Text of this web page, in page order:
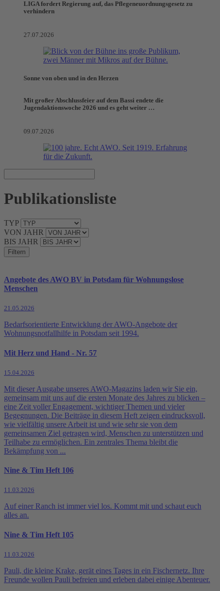
LIGA fordert Regierung auf, das Pflegeneuordnungsgesetz zu
verhindern
27.07.2026
Sonne von oben und in den Herzen
Mit großer Abschlussfeier auf dem Bassi endete die
Jugendaktionswoche 2026 und es geht weiter …
09.07.2026
Publikationsliste
TYP
VON JAHR
BIS JAHR
Filtern
Angebote des AWO BV in Potsdam für Wohnungslose
Menschen
21.05.2026
Bedarfsorientierte Entwicklung der AWO-Angebote der
Wohnungsnotfallhilfe in Potsdam seit 1994.
Mit Herz und Hand - Nr. 57
15.04.2026
Mit dieser Ausgabe unseres AWO-Magazins laden wir Sie ein,
gemeinsam mit uns auf die ersten Monate des Jahres zu blicken –
eine Zeit voller Engagement, wichtiger Themen und vieler
Begegnungen. Die Beiträge in diesem Heft zeigen eindrucksvoll,
wie vielfältig unsere Arbeit ist und wie sehr sie von dem
gemeinsamen Ziel getragen wird, Menschen zu unterstützen und
Teilhabe zu ermöglichen. Ein zentrales Thema bleibt die
Bekämpfung von ...
Nine & Tim Heft 106
11.03.2026
Auf einer Ranch ist immer viel los. Kommt mit und schaut euch
alles an.
Nine & Tim Heft 105
11.03.2026
Pauli, die kleine Krake, gerät eines Tages in ein Fischernetz. Ihre
Freunde wollen Pauli befreien und erleben dabei einige Abenteuer.